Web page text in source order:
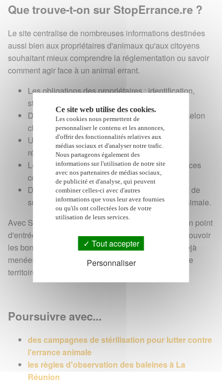
Que trouve-t-on sur StopErrance.re ?
Le site centralise de nombreuses informations destinées
aussi bien aux propriétaires d'animaux qu'aux citoyens
souhaitant mieux comprendre la réglementation ou savoir
comment agir face à un animal errant.
Les obligations des propriétaires : identification,
stérilisation et prévention de la divagation ;
Des conseils pratiques et des fiches réflexes selon
chaque situation ;
Une documentation téléchargeable sur la
réglementation et les bonnes pratiques ;
Les contacts des intercommunalités, des services
compétents et des vétérinaires à La Réunion ;
Des chiffres clés et des indicateurs permettant de
suivre l'évolution de la lutte contre l'errance animale.
Avec StopErrance.re, l'État met ainsi à disposition un point
d'entrée unique pour informer les réunionnais, promouvoir
les bonnes pratiques et accompagner les actions déjà
menées par les collectivités et les associations sur le
territoire.
Poursuivre avec...
des campagnes de stérilisation pour lutter contre
l'errance animale
les règles d'observation des baleines à La
Réunion
Ce site web utilise des cookies.
Les cookies nous permettent de
personnaliser le contenu et les annonces,
d'offrir des fonctionnalités relatives aux
médias sociaux et d'analyser notre trafic.
Nous partageons également des
informations sur l'utilisation de notre site
avec nos partenaires de médias sociaux,
de publicité et d'analyse, qui peuvent
combiner celles-ci avec d'autres
informations que vous leur avez fournies
ou qu'ils ont collectées lors de votre
utilisation de leurs services.
Tout accepter
Personnaliser